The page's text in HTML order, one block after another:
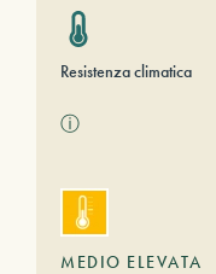
Resistenza climatica
ⓘ
MEDIO ELEVATA